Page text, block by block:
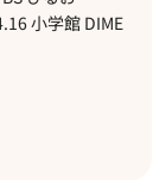
小学館 DIME